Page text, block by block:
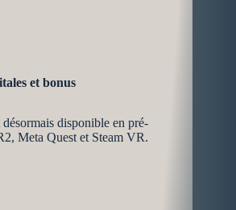
et bonus
disponible en pré-
Meta Quest et Steam VR.